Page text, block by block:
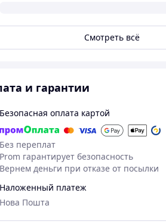
Смотреть всё
и гарантии
Безопасная оплата картой
Без переплат
Prom гарантирует безопасность
Вернем деньги при отказе от посылки
Наложенный платеж
Нова Пошта